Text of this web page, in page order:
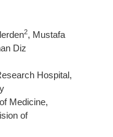
2, Mustafa
Diz
Hospital,
Medicine,
of